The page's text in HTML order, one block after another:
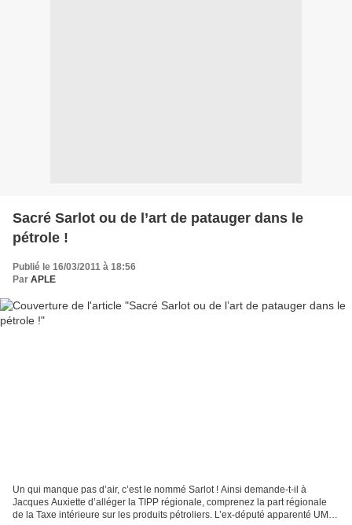
Sacré Sarlot ou de l’art de patauger dans le
pétrole !
Publié le 16/03/2011 à 18:56
Par APLE
Un qui manque pas d’air, c’est le nommé Sarlot ! Ainsi demande-t-il à
Jacques Auxiette d’alléger la TIPP régionale, comprenez la part régionale
de la Taxe intérieure sur les produits pétroliers. L’ex-député apparenté UMP